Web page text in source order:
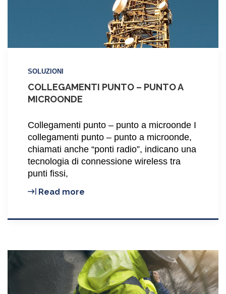
SOLUZIONI
COLLEGAMENTI PUNTO – PUNTO A
MICROONDE
Collegamenti punto – punto a microonde I
collegamenti punto – punto a microonde,
chiamati anche “ponti radio”, indicano una
tecnologia di connessione wireless tra
punti fissi,
Read more
microonde